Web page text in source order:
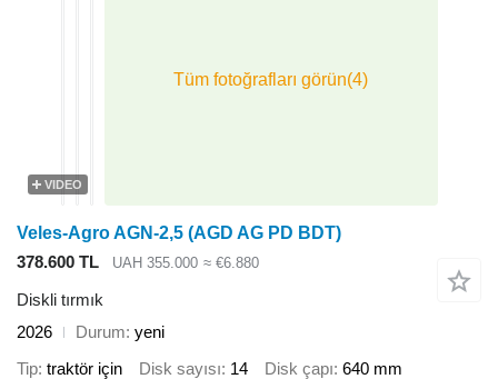
VIDEO
Veles-Agro AGN-2,5 (AGD AG PD BDT)
378.600 TL
UAH 355.000 ≈ €6.880
Diskli tırmık
2026
Durum yeni
Tip traktör için Disk sayısı 14 Disk çapı 640 mm